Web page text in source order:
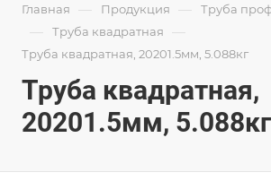
Главная — Продукция — Труба
— Труба квадратная —
Труба квадратная, 20201.5мм, 5.088кг
Труба квадратная,
20201.5мм, 5.088кг